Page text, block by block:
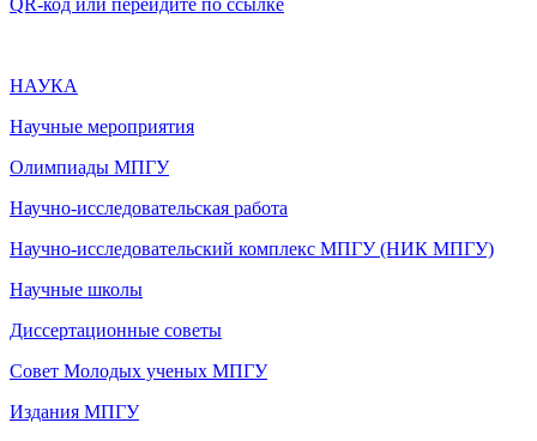
QR-код или перейдите по ссылке
НАУКА
Научные мероприятия
Олимпиады МПГУ
Научно-исследовательская работа
Научно-исследовательский комплекс МПГУ (НИК МПГУ)
Научные школы
Диссертационные советы
Совет Молодых ученых МПГУ
Издания МПГУ